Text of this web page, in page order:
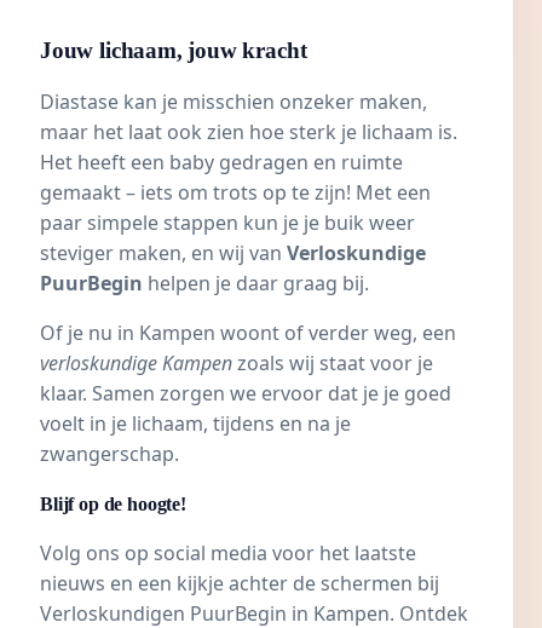
Jouw lichaam, jouw kracht
Diastase kan je misschien onzeker maken,
maar het laat ook zien hoe sterk je lichaam is.
Het heeft een baby gedragen en ruimte
gemaakt – iets om trots op te zijn! Met een
paar simpele stappen kun je je buik weer
steviger maken, en wij van Verloskundige
PuurBegin helpen je daar graag bij.
Of je nu in Kampen woont of verder weg, een
verloskundige Kampenzoals wij staat voor je
klaar. Samen zorgen we ervoor dat je je goed
voelt in je lichaam, tijdens en na je
zwangerschap.
Blijf op de hoogte!
Volg ons op social media voor het laatste
nieuws en een kijkje achter de schermen bij
Verloskundigen PuurBegin in Kampen. Ontdek